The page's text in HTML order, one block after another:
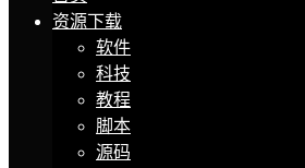
资源下载
软件
科技
教程
脚本
源码